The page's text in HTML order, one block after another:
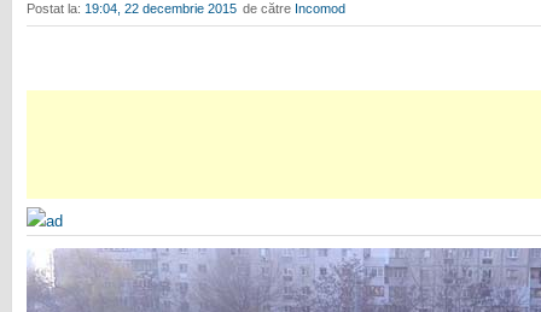
Postat la: 19:04, 22 decembrie 2015 de către Incomod